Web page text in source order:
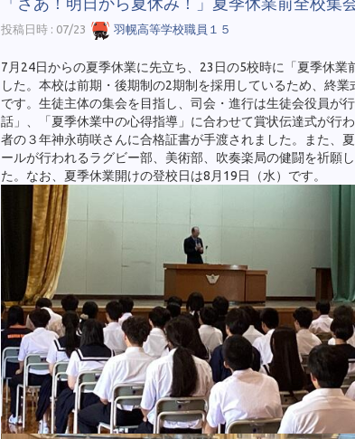
投稿日時 : 07/23 羽幌高等学校職員１５
7月24日からの夏季休業に先立ち、23日の5校時に「夏季休業
した。本校は前期・後期制の2期制を採用しているため、終業
です。生徒主体の集会を目指し、司会・進行は生徒会役員が
話」、「夏季休業中の心得指導」に合わせて賞状伝達式が行
者の３年神永萌咲さんに合格証書が手渡されました。また、
ールが行われるラグビー部、美術部、吹奏楽局の健闘を祈願
た。なお、夏季休業開けの登校日は8月19日（水）です。